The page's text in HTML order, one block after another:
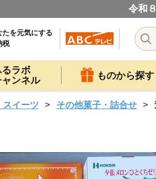
令和
たを元気にする
税
るラボ
ャンネル
ものから探す
スイーツ その他菓子・詰合せ